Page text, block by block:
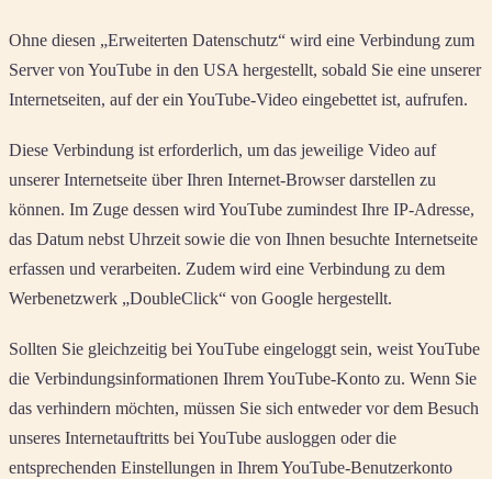
Ohne diesen „Erweiterten Datenschutz“ wird eine Verbindung zum
Server von YouTube in den USA hergestellt, sobald Sie eine unserer
Internetseiten, auf der ein YouTube-Video eingebettet ist, aufrufen.
Diese Verbindung ist erforderlich, um das jeweilige Video auf
unserer Internetseite über Ihren Internet-Browser darstellen zu
können. Im Zuge dessen wird YouTube zumindest Ihre IP-Adresse,
das Datum nebst Uhrzeit sowie die von Ihnen besuchte Internetseite
erfassen und verarbeiten. Zudem wird eine Verbindung zu dem
Werbenetzwerk „DoubleClick“ von Google hergestellt.
Sollten Sie gleichzeitig bei YouTube eingeloggt sein, weist YouTube
die Verbindungsinformationen Ihrem YouTube-Konto zu. Wenn Sie
das verhindern möchten, müssen Sie sich entweder vor dem Besuch
unseres Internetauftritts bei YouTube ausloggen oder die
entsprechenden Einstellungen in Ihrem YouTube-Benutzerkonto